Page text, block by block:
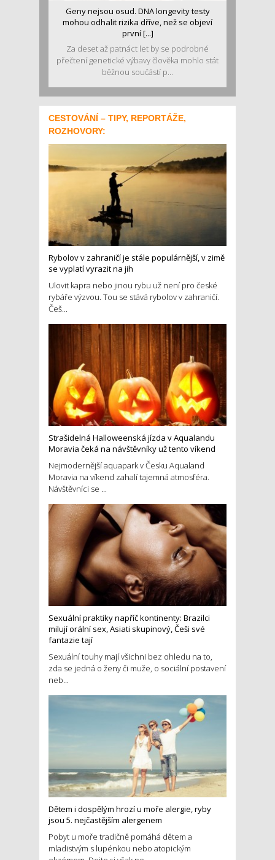
Geny nejsou osud. DNA longevity testy
mohou odhalit rizika dříve, než se objeví
první [...]
Za deset až patnáct let by se podrobné
přečtení genetické výbavy člověka mohlo stát
běžnou součástí p...
CESTOVÁNÍ – TIPY, REPORTÁŽE,
ROZHOVORY:
Rybolov v zahraničí je stále populárnější, v zimě
se vyplatí vyrazit na jih
Ulovit kapra nebo jinou rybu už není pro české
rybáře výzvou. Tou se stává rybolov v zahraničí.
Češ...
Strašidelná Halloweenská jízda v Aqualandu
Moravia čeká na návštěvníky už tento víkend
Nejmodernější aquapark v Česku Aqualand
Moravia na víkend zahalí tajemná atmosféra.
Návštěvníci se ...
Sexuální praktiky napříč kontinenty: Brazilci
milují orální sex, Asiati skupinový, Češi své
fantazie tají
Sexuální touhy mají všichni bez ohledu na to,
zda se jedná o ženy či muže, o sociální postavení
neb...
Dětem i dospělým hrozí u moře alergie, ryby
jsou 5. nejčastějším alergenem
Pobyt u moře tradičně pomáhá dětem a
mladistvým s lupénkou nebo atopickým